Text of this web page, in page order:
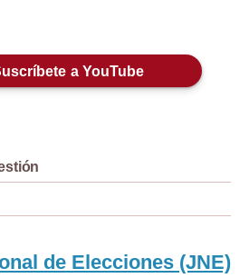
a YouTube
de Elecciones (JNE)